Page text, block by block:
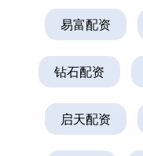
易富配资
钻石配资
启天配资